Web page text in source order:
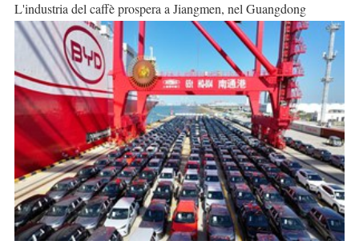
L'industria del caffè prospera a Jiangmen, nel Guangdong